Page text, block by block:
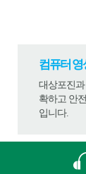
컴퓨터 영
대상포진
확하고 안
입니다.